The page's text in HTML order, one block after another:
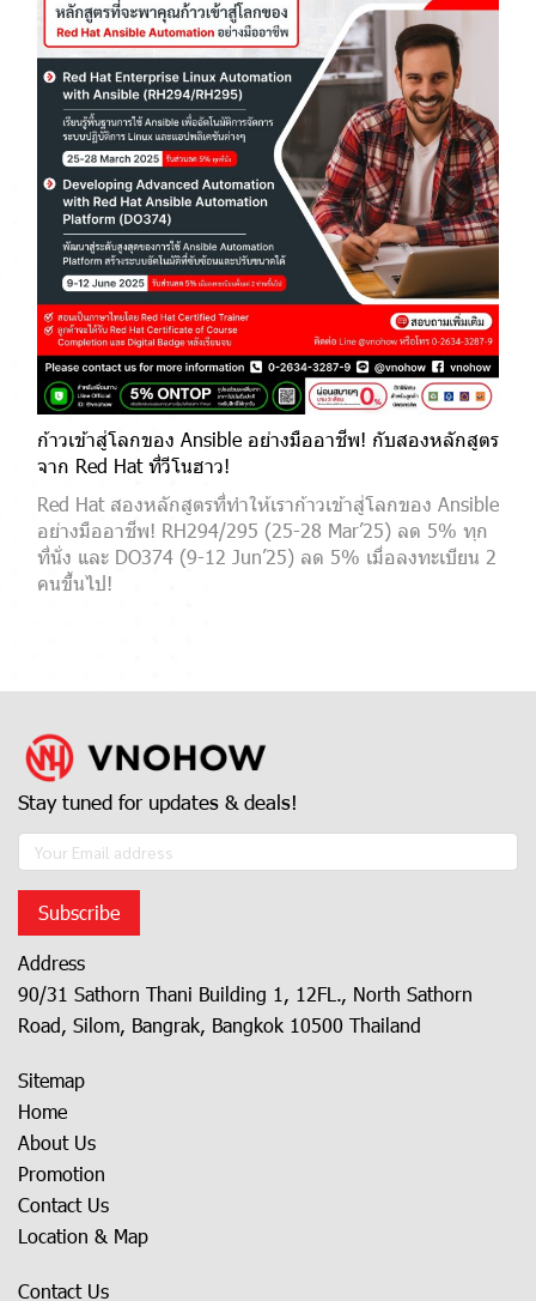
ก้าวเข้าสู่โลกของ Ansible อย่างมืออาชีพ! กับสองหลักสูตร
จาก Red Hat ที่วีโนฮาว!
Red Hat สองหลักสูตรที่ทำให้เราก้าวเข้าสู่โลกของ Ansible
อย่างมืออาชีพ! RH294/295 (25-28 Mar’25) ลด 5% ทุก
ที่นั่ง และ DO374 (9-12 Jun’25) ลด 5% เมื่อลงทะเบียน 2
คนขึ้นไป!
Stay tuned for updates & deals!
Subscribe
Address
90/31 Sathorn Thani Building 1, 12FL., North Sathorn
Road, Silom, Bangrak, Bangkok 10500 Thailand
Sitemap
Home
About Us
Promotion
Contact Us
Location & Map
Contact Us